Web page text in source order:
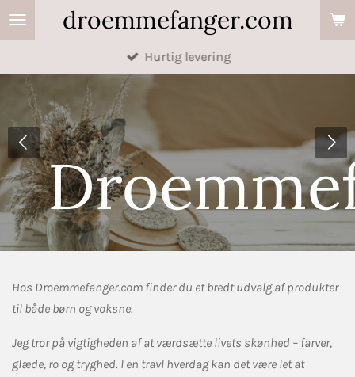
Spring
til
droemmefanger.com
Hurtig levering
Hos Droemmefanger.com finder du et bredt udvalg af produkter
til både børn og voksne.
Jeg tror på vigtigheden af at værdsætte livets skønhed – farver,
glæde, ro og tryghed. I en travl hverdag kan det være let at